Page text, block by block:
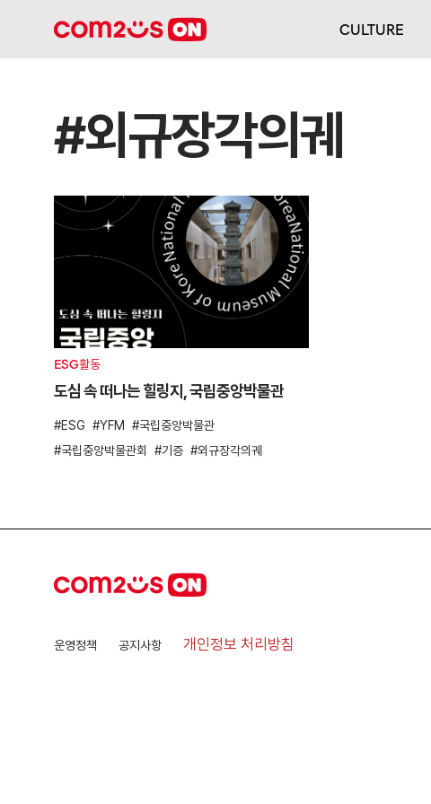
CULTURE
#외규장각의궤
ESG활동
도심 속 떠나는 힐링지, 국립중앙박물관
ESG YFM
국립중앙박물관
국립중앙박물관회
기증 외규장각의궤
운영정책 공지사항 개인정보 처리방침